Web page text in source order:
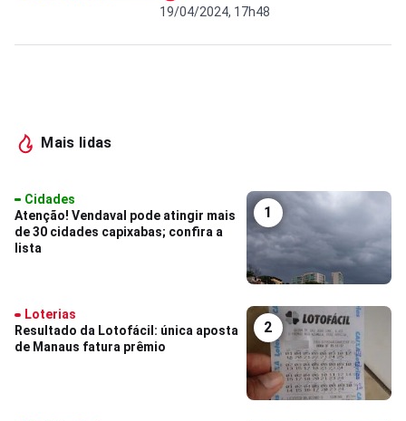
19/04/2024, 17h48
Mais lidas
1
Cidades
Atenção! Vendaval pode atingir mais
de 30 cidades capixabas; confira a
lista
2
Loterias
Resultado da Lotofácil: única aposta
de Manaus fatura prêmio